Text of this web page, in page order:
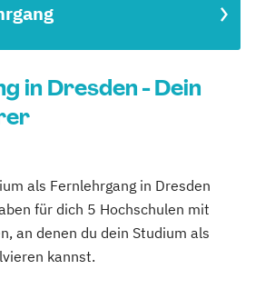
in Dresden - Dein
als Fernlehrgang in Dresden
für dich 5 Hochschulen mit
an denen du dein Studium als
kannst.